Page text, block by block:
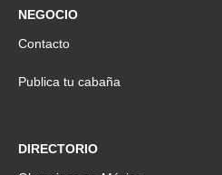
NEGOCIO
Contacto
Publica tu cabaña
DIRECTORIO